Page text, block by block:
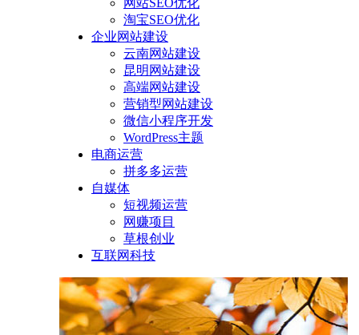
网站SEO优化
淘宝SEO优化
企业网站建设
云南网站建设
昆明网站建设
高端网站建设
营销型网站建设
微信小程序开发
WordPress主题
电商运营
拼多多运营
自媒体
短视频运营
网赚项目
草根创业
互联网科技